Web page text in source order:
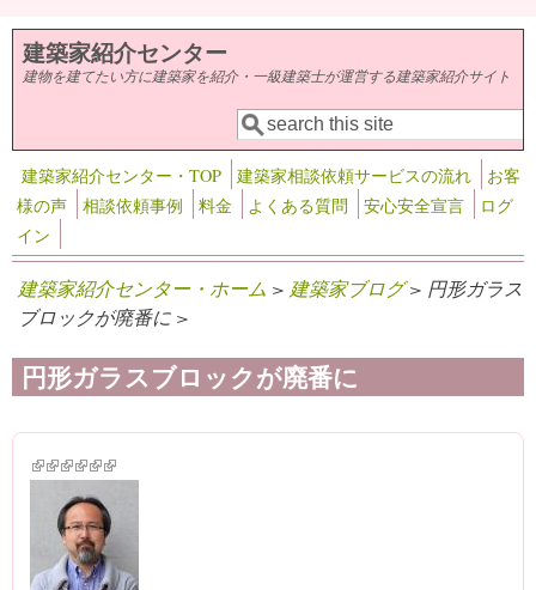
メインコンテンツに移動
建築家紹介センター
建物を建てたい方に建築家を紹介・一級建築士が運営する建築家紹介サイト
検索フォーム
検索
建築家紹介センター・TOP 建築家相談依頼サービスの流れ
お客
様の声
相談依頼事例 料金 よくある質問 安心安全宣言
ログ
イン
建築家紹介センター・ホーム > 建築家ブログ> 円形ガラス
ブロックが廃番に >
円形ガラスブロックが廃番に
(link is external)
(link is external)
(link is external)
(link is external)
(link is external)
(link is external)